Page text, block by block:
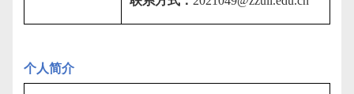
个人简介